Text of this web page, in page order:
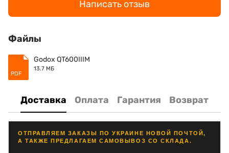
Написать отзыв
Файлы
PDF
Godox QT600IIIM
13.7 МБ
Доставка Оплата Гарантия Возврат
ОТПРАВЛЯЕМ ЗАКАЗЫ ПО УКРАИНЕ НОВОЙ ПОЧТОЙ,
А ТАКЖЕ ПРЕДЛАГАЕМ САМОВЫВОЗ СО СКЛАДА.